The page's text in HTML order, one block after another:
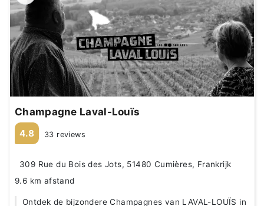
Champagne Laval-Louïs
4.8 33 reviews
309 Rue du Bois des Jots, 51480 Cumières, Frankrijk
9.6 km afstand
Ontdek de bijzondere Champagnes van LAVAL-LOUÏS in